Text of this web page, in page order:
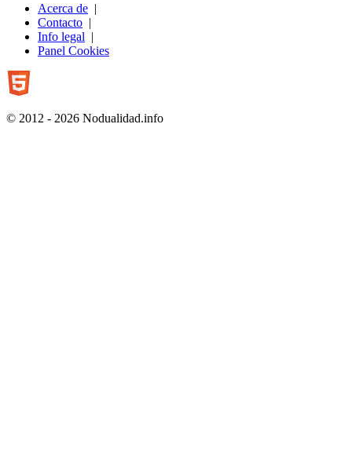
Acerca de |
Contacto |
Info legal |
Panel Cookies
© 2012 - 2026 Nodualidad.info